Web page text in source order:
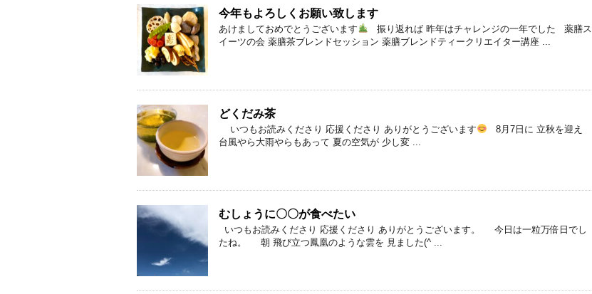
今年もよろしくお願い致します
あけましておめでとうございます
振り返れば 昨年はチャレンジの一年でした 薬膳ス
イーツの会 薬膳茶ブレンドセッション 薬膳ブレンドティークリエイター講座 ...
どくだみ茶
いつもお読みくださり 応援くださり ありがとうございます
8月7日に 立秋を迎え
台風やら大雨やらもあって 夏の空気が 少し変 ...
むしょうに〇〇が食べたい
いつもお読みくださり 応援くださり ありがとうございます。 今日は一粒万倍日でし
たね。 朝 飛び立つ鳳凰のような雲を 見ました(^ ...